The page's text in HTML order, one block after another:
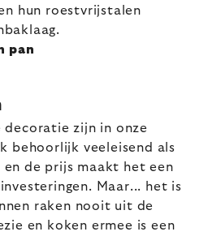
hun roestvrijstalen
pan
decoratie zijn in onze
behoorlijk veeleisend als
de prijs maakt het een
Maar... het is
raken nooit uit de
en koken ermee is een